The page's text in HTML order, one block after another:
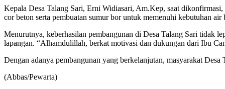
Kepala Desa Talang Sari, Erni Widiasari, Am.Kep, saat
cor beton serta pembuatan sumur bor untuk memenuhi kebutuhan
Menurutnya, keberhasilan pembangunan di Desa Talang Sari tidak
lapangan. “Alhamdulillah, berkat motivasi dan dukungan dari Ibu
Dengan adanya pembangunan yang berkelanjutan, masyarakat
(Abbas/Pewarta)